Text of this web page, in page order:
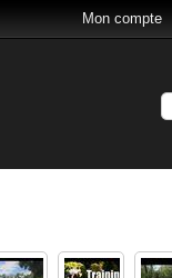
Mon compte